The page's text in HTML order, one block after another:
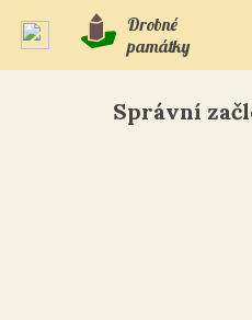
Drobné
památky
Správní